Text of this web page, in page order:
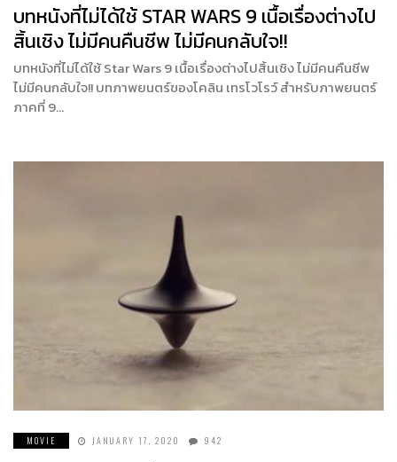
บทหนังที่ไม่ได้ใช้ STAR WARS 9 เนื้อเรื่องต่างไป
สิ้นเชิง ไม่มีคนคืนชีพ ไม่มีคนกลับใจ!!
บทหนังที่ไม่ได้ใช้ Star Wars 9 เนื้อเรื่องต่างไปสิ้นเชิง ไม่มีคนคืนชีพ
ไม่มีคนกลับใจ!! บทภาพยนตร์ของโคลิน เทรโวโรว์ สำหรับภาพยนตร์
ภาคที่ 9…
MOVIE JANUARY 17, 2020 942